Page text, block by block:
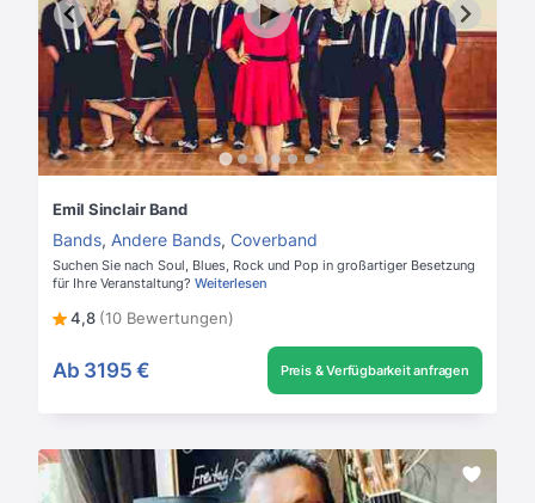
Emil Sinclair Band
Bands, Andere Bands, Coverband
Suchen Sie nach Soul, Blues, Rock und Pop in großartiger Besetzung
für Ihre Veranstaltung? Weiterlesen
4,8 (10 Bewertungen)
Ab 3195 € Preis & Verfügbarkeit anfragen